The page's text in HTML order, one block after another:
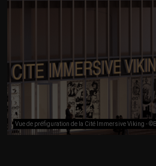
Vue de préfiguration de la Cité Immersive Viking -